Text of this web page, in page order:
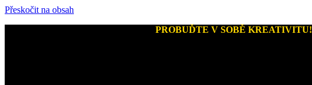
Přeskočit na obsah
PROBUĎTE V SOBĚ KREATIVITU!